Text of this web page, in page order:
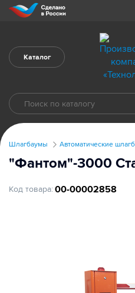
Каталог
Шлагбаумы Автоматические
"Фантом"-3000
Код товара: 00-00002858